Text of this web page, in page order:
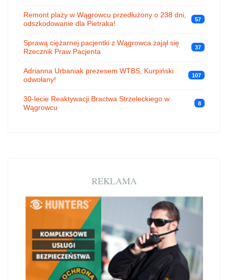
Remont plaży w Wągrowcu przedłużony o 238 dni,
odszkodowanie dla Pietraka!
57
Sprawą ciężarnej pacjentki z Wągrowca zajął się
Rzecznik Praw Pacjenta
37
Adrianna Urbaniak prezesem WTBS, Kurpiński
odwołany!
107
30-lecie Reaktywacji Bractwa Strzeleckiego w
Wągrowcu
8
REKLAMA